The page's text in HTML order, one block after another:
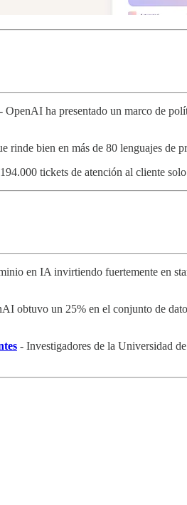
- OpenAI ha presentado un marco de
rinde bien en más de 80 lenguajes de
tickets de atención al cliente
en IA invirtiendo fuertemente en
obtuvo un 25% en el conjunto de
- Investigadores de la Universidad